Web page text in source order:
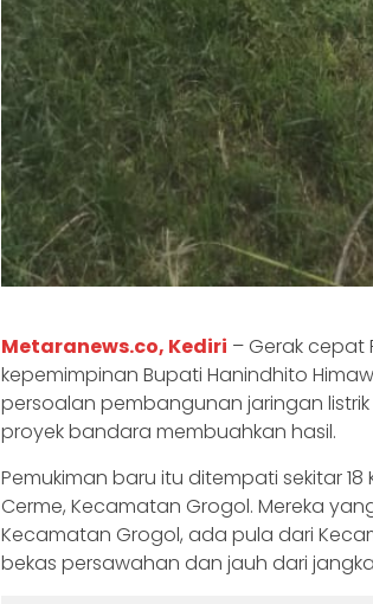
Metaranews.co, Kediri – Gerak cepat
kepemimpinan Bupati Hanindhito
persoalan pembangunan jaringan
proyek bandara membuahkan hasil.
Pemukiman baru itu ditempati sekitar
Cerme, Kecamatan Grogol. Mereka
Kecamatan Grogol, ada pula dari
bekas persawahan dan jauh dari